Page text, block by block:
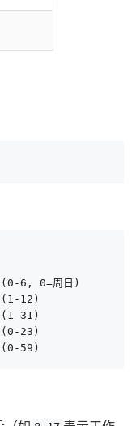
0=周日)
12)
31)
23)
59)